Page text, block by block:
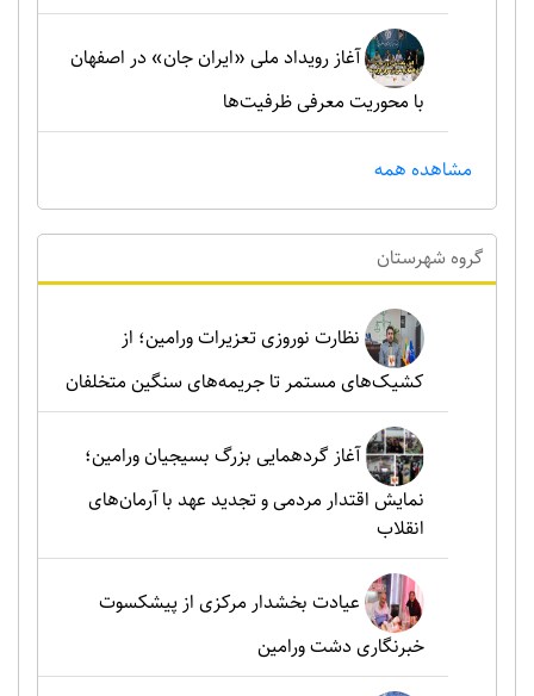
آغاز رویداد ملی «ایران جان» در اصفهان
با محوریت معرفی ظرفیت‌ها
مشاهده همه
گروه شهرستان
نظارت نوروزی تعزیرات ورامین؛ از
کشیک‌های مستمر تا جریمه‌های سنگین متخلفان
آغاز گردهمایی بزرگ بسیجیان ورامین؛
نمایش اقتدار مردمی و تجدید عهد با آرمان‌های
انقلاب
عیادت بخشدار مرکزی از پیشکسوت
خبرنگاری دشت ورامین